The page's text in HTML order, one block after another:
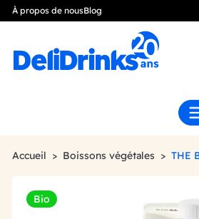
À propos de nousBlog
Accueil Boissons végétales THE
Bio